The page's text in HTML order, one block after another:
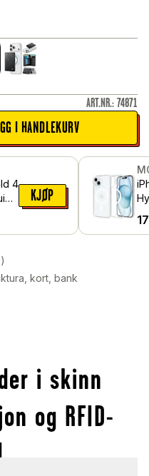
ART.NR.: 74871
I HANDLEKURV
4
KJØP
kort, bank
i skinn
og RFID-